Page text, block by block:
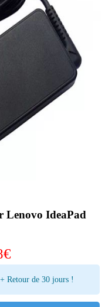
Lenovo IdeaPad
€
Retour de 30 jours !